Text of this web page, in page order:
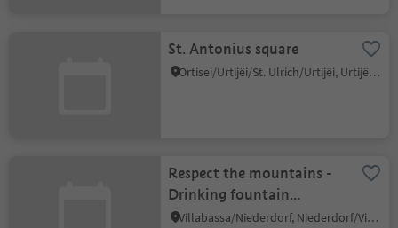
St. Antonius square
Ortisei/Urtijëi/St. Ulrich/Urtijëi, Urtijëi/Ortisei, Dolomites Region Val Gardena
Respect the mountains -
Drinking fountain
Kurpark
Villabassa/Niederdorf, Niederdorf/Villabassa, Dolomites Region 3 Zinnen